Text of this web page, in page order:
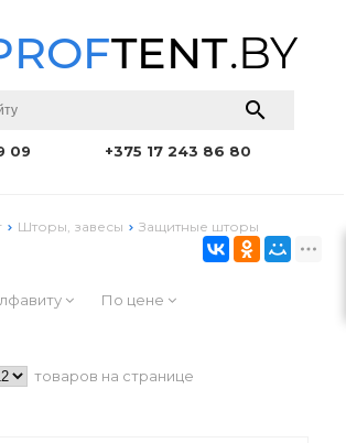
09 +375 17 243 86 80
Шторы, завесы Защитные шторы
По цене
товаров на странице